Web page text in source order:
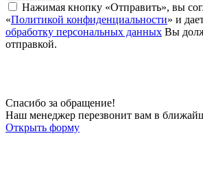
Нажимая кнопку «Отправить», вы
«Политикой конфиденциальности» и
обработку персональных данных Вы
отправкой.
Спасибо за обращение!
Наш менеджер перезвонит вам в
Открыть форму